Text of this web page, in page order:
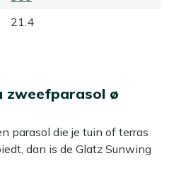
21.4
zweefparasol ø
parasol die je tuin of terras
dan is de Glatz Sunwing
maar ook een stijlvolle